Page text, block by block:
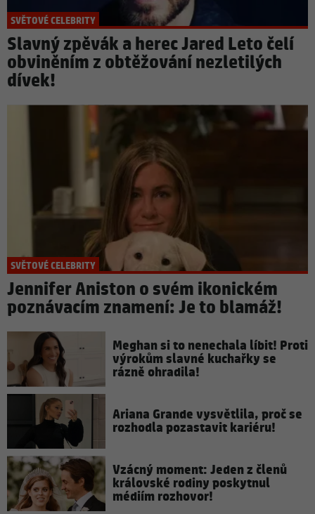
SVĚTOVÉ CELEBRITY
Slavný zpěvák a herec Jared Leto čelí
obviněním z obtěžování nezletilých
dívek!
SVĚTOVÉ CELEBRITY
Jennifer Aniston o svém ikonickém
poznávacím znamení: Je to blamáž!
Meghan si to nenechala líbit! Proti
výrokům slavné kuchařky se
rázně ohradila!
Ariana Grande vysvětlila, proč se
rozhodla pozastavit kariéru!
Vzácný moment: Jeden z členů
královské rodiny poskytnul
médiím rozhovor!